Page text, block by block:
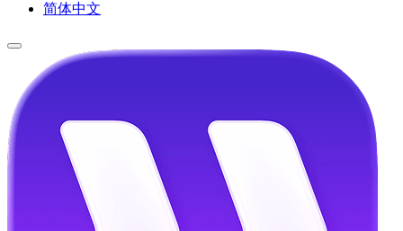
简体中文